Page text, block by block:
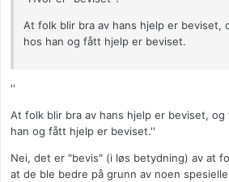
At folk blir bra av hans hjelp er beviset,
hos han og fått hjelp er beviset.
''
At folk blir bra av hans hjelp er beviset,
han og fått hjelp er beviset.''
Nei, det er "bevis" (i løs betydning) av at
at de ble bedre på grunn av noen